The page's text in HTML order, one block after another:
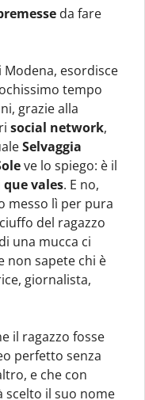
da fare
Modena, esordisce
tempo
grazie alla
social network,
Selvaggia
ve lo spiego: è il
que vales. E no,
messo lì per pura
del ragazzo
una mucca ci
non sapete chi è
giornalista,
il ragazzo fosse
perfetto senza
e che con
scelto il suo nome